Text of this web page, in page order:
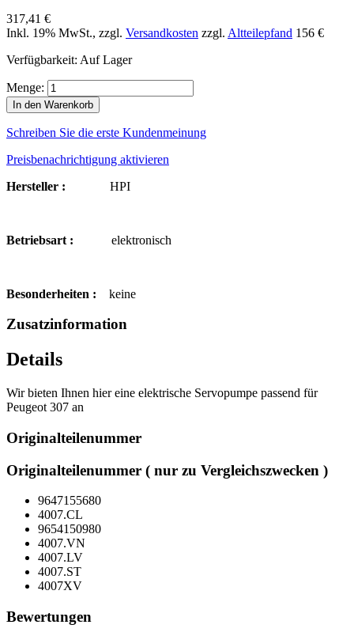
317,41 €
Inkl. 19% MwSt., zzgl. Versandkosten zzgl. Altteilepfand 156 €
Verfügbarkeit: Auf Lager
Menge:
In den Warenkorb
Schreiben Sie die erste Kundenmeinung
Preisbenachrichtigung aktivieren
Hersteller :
HPI
Betriebsart : elektronisch
Besonderheiten : keine
Zusatzinformation
Details
Wir bieten Ihnen hier eine elektrische Servopumpe passend für
Peugeot 307 an
Originalteilenummer
Originalteilenummer ( nur zu Vergleichszwecken )
9647155680
4007.CL
9654150980
4007.VN
4007.LV
4007.ST
4007XV
Bewertungen